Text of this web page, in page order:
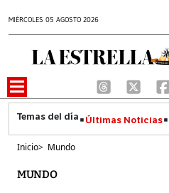
MIÉRCOLES 05 AGOSTO 2026
Últimas Noticias
Inicio> Mundo
MUNDO